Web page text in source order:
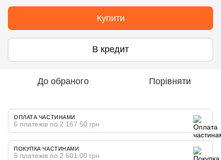
Купити
В кредит
До обраного Порівняти
ОПЛАТА ЧАСТИНАМИ
6 платежів по 2 167.50 грн
ПОКУПКА ЧАСТИНАМИ
5 платежів по 2 601.00 грн